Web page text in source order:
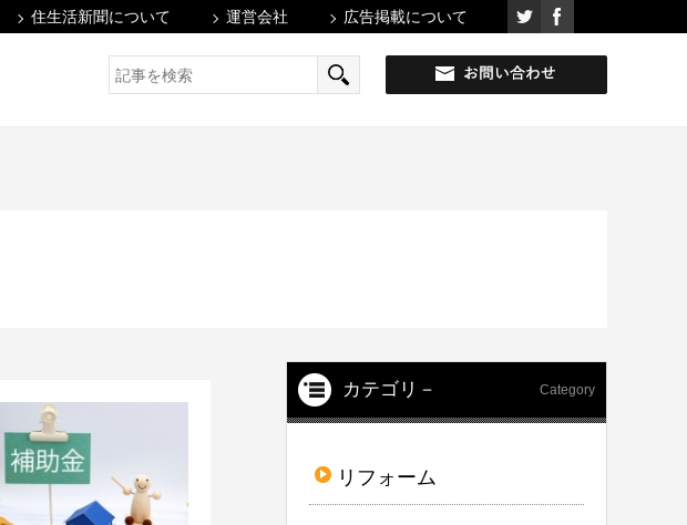
住生活新聞について 運営会社 広告掲載について
カテゴリ－ Category
リフォーム